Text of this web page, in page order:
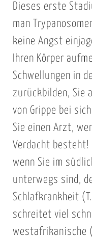
Dieses erste
man
keine Angst
Ihren Körper
Schwellungen in
zurückbilden, Sie
von Grippe bei
Sie einen Arzt,
Verdacht
wenn Sie im
unterwegs sind,
Schlafkrankheit
schreitet viel
westafrikanische